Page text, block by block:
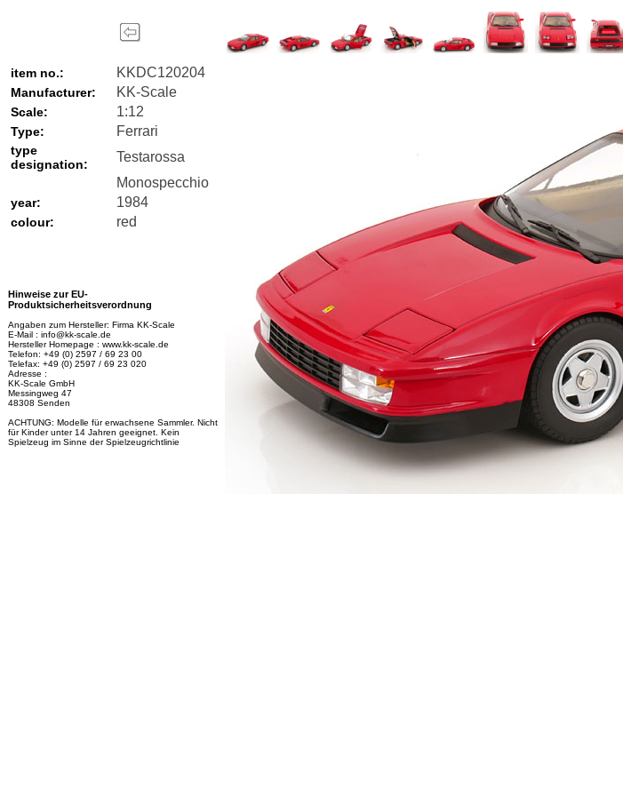
item no.: KKDC120204
Manufacturer: KK-Scale
Scale: 1:12
Type: Ferrari
type
designation:
Testarossa
Monospecchio
year: 1984
colour: red
Hinweise zur EU-
Produktsicherheitsverordnung
Angaben zum Hersteller: Firma KK-Scale
E-Mail : info@kk-scale.de
Hersteller Homepage : www.kk-scale.de
Telefon: +49 (0) 2597 / 69 23 00
Telefax: +49 (0) 2597 / 69 23 020
Adresse :
KK-Scale GmbH
Messingweg 47
48308 Senden
ACHTUNG: Modelle für erwachsene Sammler. Nicht
für Kinder unter 14 Jahren geeignet. Kein
Spielzeug im Sinne der Spielzeugrichtlinie